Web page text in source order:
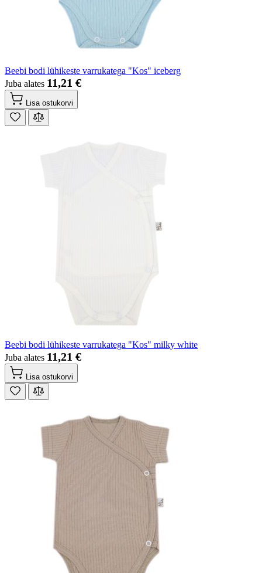
Beebi bodi lühikeste varrukatega "Kos" iceberg
Juba alates 11,21 €
Lisa ostukorvi
Beebi bodi lühikeste varrukatega "Kos" milky white
Juba alates 11,21 €
Lisa ostukorvi